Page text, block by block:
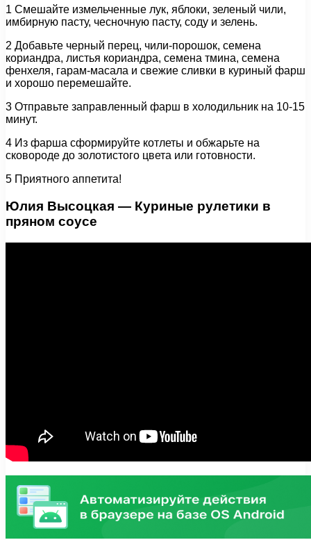
1 Смешайте измельченные лук, яблоки, зеленый чили,
имбирную пасту, чесночную пасту, соду и зелень.
2 Добавьте черный перец, чили-порошок, семена
кориандра, листья кориандра, семена тмина, семена
фенхеля, гарам-масала и свежие сливки в куриный фарш
и хорошо перемешайте.
3 Отправьте заправленный фарш в холодильник на 10-15
минут.
4 Из фарша сформируйте котлеты и обжарьте на
сковороде до золотистого цвета или готовности.
5 Приятного аппетита!
Юлия Высоцкая — Куриные рулетики в
пряном соусе